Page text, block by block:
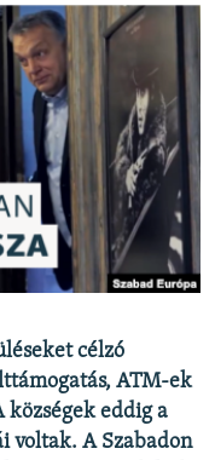
célzó
ATM-ek
eddig a
voltak. A Szabadon